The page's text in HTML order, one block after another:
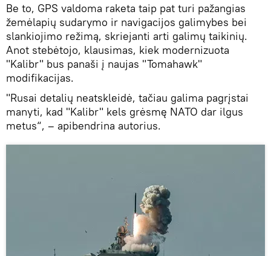
Be to, GPS valdoma raketa taip pat turi pažangias
žemėlapių sudarymo ir navigacijos galimybes bei
slankiojimo režimą, skriejanti arti galimų taikinių.
Anot stebėtojo, klausimas, kiek modernizuota
"Kalibr" bus panaši į naujas "Tomahawk"
modifikacijas.
"Rusai detalių neatskleidė, tačiau galima pagrįstai
manyti, kad "Kalibr" kels grėsmę NATO dar ilgus
metus“, – apibendrina autorius.